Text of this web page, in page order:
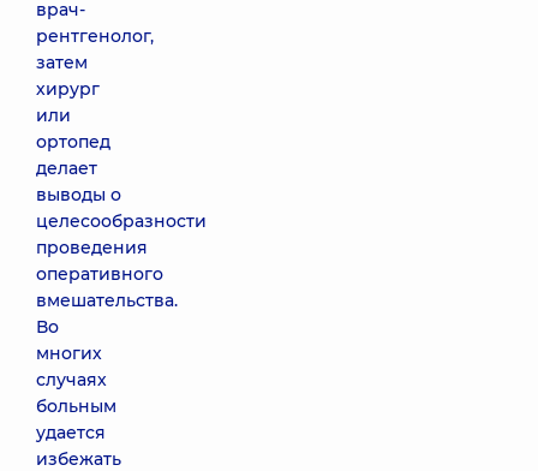
врач-
рентгенолог,
затем
хирург
или
ортопед
делает
выводы о
целесообразности
проведения
оперативного
вмешательства.
Во
многих
случаях
больным
удается
избежать